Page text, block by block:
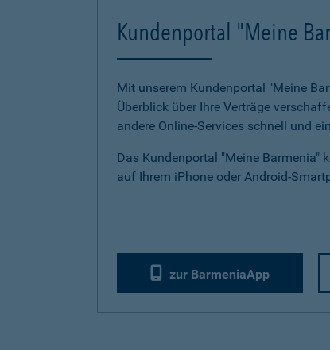
Kundenportal "Meine
Mit unserem Kundenportal "Meine
Überblick über Ihre Verträge
andere Online-Services schnell und
Das Kundenportal "Meine Barmenia"
auf Ihrem iPhone oder Android-
zur BarmeniaApp